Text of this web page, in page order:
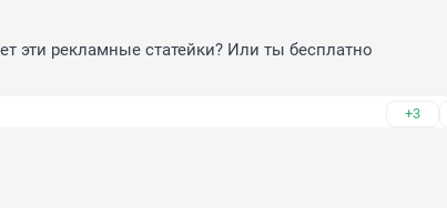
эти рекламные статейки? Или ты бесплатно
+3